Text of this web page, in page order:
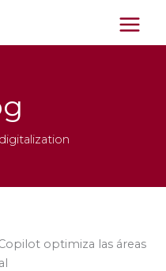
optimiza las áreas